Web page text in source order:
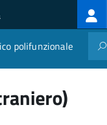
polifunzionale